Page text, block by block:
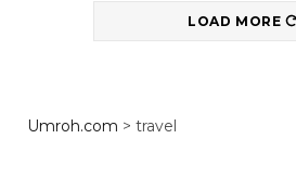
LOAD MORE
Umroh.com > travel